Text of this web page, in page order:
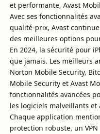
et performante, Avast
Avec ses fonctionnalités
qualité-prix, Avast
des meilleures options
En 2024, la sécurité pour
que jamais. Les meilleurs
Norton Mobile Security,
Mobile Security et Avast
fonctionnalités avancées
les logiciels malveillants
Chaque application
protection robuste, un